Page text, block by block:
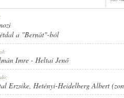
a "Bernát"-ból
Imre - Heltai Jenő
Erzsike, Hetényi-Heidelberg Albert